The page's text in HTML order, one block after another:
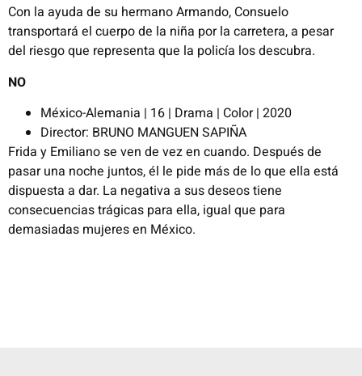
Con la ayuda de su hermano Armando, Consuelo
transportará el cuerpo de la niña por la carretera, a pesar
del riesgo que representa que la policía los descubra.
NO
México-Alemania | 16 | Drama | Color | 2020
Director: BRUNO MANGUEN SAPIÑA
Frida y Emiliano se ven de vez en cuando. Después de
pasar una noche juntos, él le pide más de lo que ella está
dispuesta a dar. La negativa a sus deseos tiene
consecuencias trágicas para ella, igual que para
demasiadas mujeres en México.